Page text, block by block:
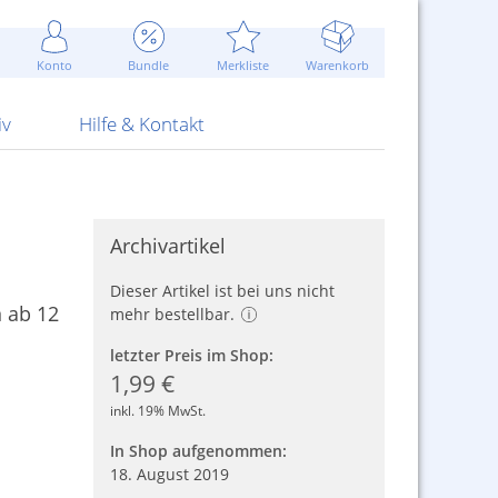
Konto Bundle Merkliste Warenkorb
Attrappen Blitzschnell...
Sommerpreise u.v.m.
ARS Pirotecnia
Hilfe & Kontakt
Kontaktformular
AGB
ab 12
Archivartikel
Dieser Artikel ist bei uns nicht
mehr bestellbar.
letzter Preis im Shop:
1,99 €
inkl. 19% MwSt.
In Shop aufgenommen:
18. August 2019